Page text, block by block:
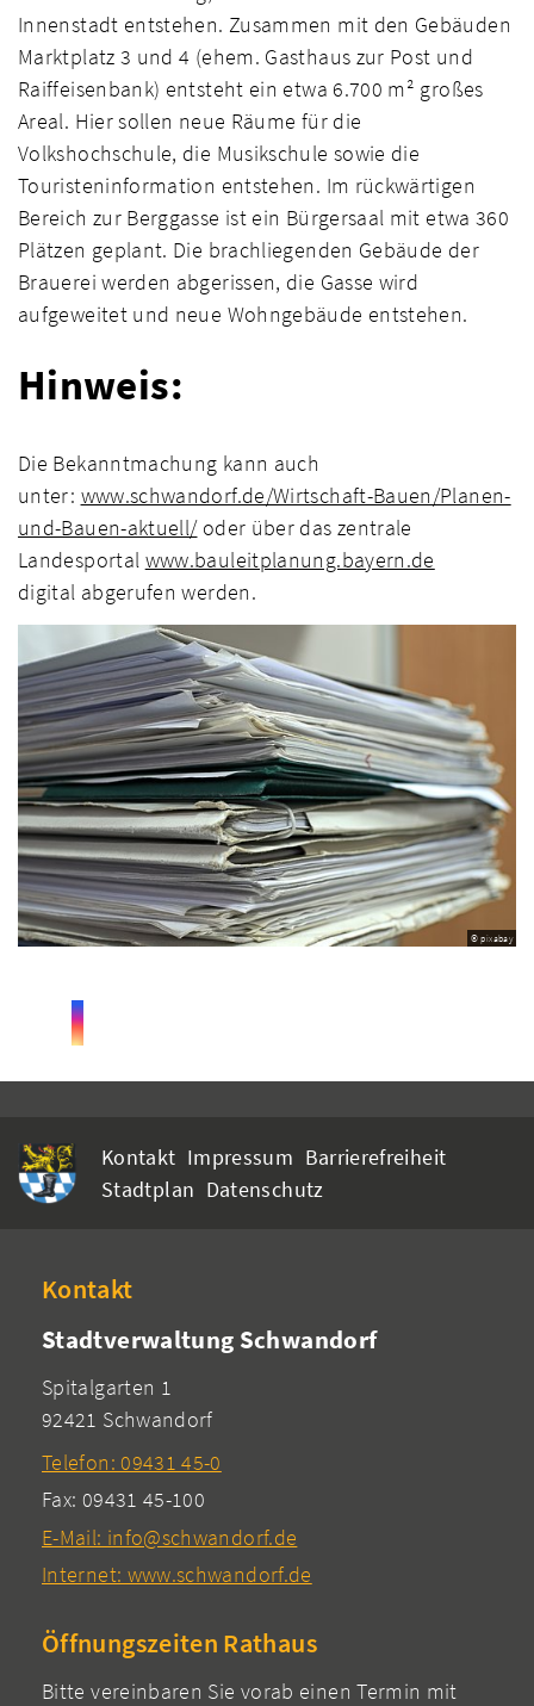
Innenstadt entstehen. Zusammen mit den Gebäuden
Marktplatz 3 und 4 (ehem. Gasthaus zur Post und
Raiffeisenbank) entsteht ein etwa 6.700 m² großes
Areal. Hier sollen neue Räume für die
Volkshochschule, die Musikschule sowie die
Touristeninformation entstehen. Im rückwärtigen
Bereich zur Berggasse ist ein Bürgersaal mit etwa 360
Plätzen geplant. Die brachliegenden Gebäude der
Brauerei werden abgerissen, die Gasse wird
aufgeweitet und neue Wohngebäude entstehen.
Hinweis:
Die Bekanntmachung kann auch
unter: www.schwandorf.de/Wirtschaft-Bauen/Planen-
und-Bauen-aktuell/oder über das zentrale
Landesportal www.bauleitplanung.bayern.de
digital abgerufen werden.
© pixabay
Kontakt Impressum Barrierefreiheit
Stadtplan Datenschutz
Kontakt
Stadtverwaltung Schwandorf
Spitalgarten 1
92421 Schwandorf
Telefon: 09431 45-0
Fax: 09431 45-100
E-Mail: info@schwandorf.de
Internet: www.schwandorf.de
Öffnungszeiten Rathaus
Bitte vereinbaren Sie vorab einen Termin mit